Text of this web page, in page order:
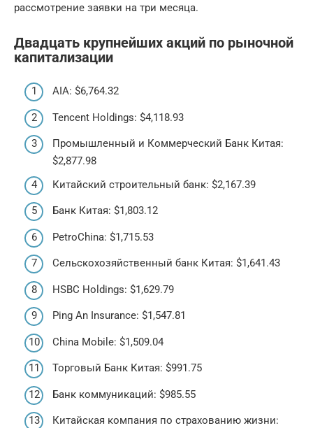
рассмотрение заявки на три месяца.
Двадцать крупнейших акций по рыночной
капитализации
AIA: $6,764.32
Tencent Holdings: $4,118.93
Промышленный и Коммерческий Банк Китая:
$2,877.98
Китайский строительный банк: $2,167.39
Банк Китая: $1,803.12
PetroChina: $1,715.53
Сельскохозяйственный банк Китая: $1,641.43
HSBC Holdings: $1,629.79
Ping An Insurance: $1,547.81
China Mobile: $1,509.04
Торговый Банк Китая: $991.75
Банк коммуникаций: $985.55
Китайская компания по страхованию жизни: